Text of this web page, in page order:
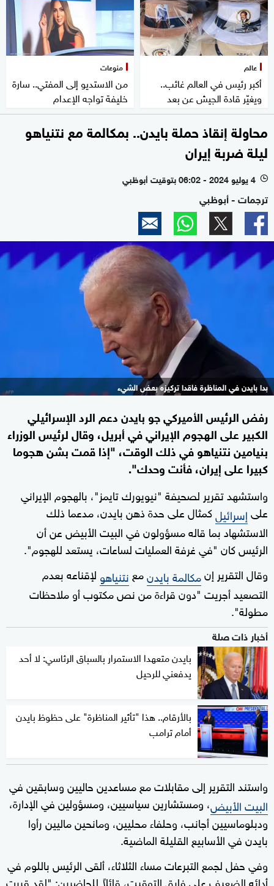
عالم
أكبر رئيس في العالم غائب..
ويغيّر قادة الجيش عن بعد
منوعات
من الاستديو إلى المفتي.. سارة
خليفة تواجه الإعدام
محاولة إنقاذ حملة بايدن.. بمكالمة مع نتنياهو
ليلة ضربة إيران
l 4 يوليو 2024 - 06:02 بتوقيت أبوظبي
ترجمات - أبوظبي
بدا بايدن في المناظرة فاقدا تركيزه بعض الشيء
رفض الرئيس الأميركي جو بايدن دعم الرد الإسرائيلي
الكبير على الهجوم الإيراني في أبريل، وقال لرئيس الوزراء
بنيامين نتنياهو في ذلك الوقت، "إذا قمت بشن هجوما
كبيرا على إيران، فأنت وحدك".
واستشهد تقرير لصحيفة "نيويورك تايمز"، بالهجوم الإيراني
علىإسرائيلكمثال على حدة ذهن بايدن، مدعما ذلك
الاستشهاد بما قاله مسؤولون في البيت الأبيض عن أن
الرئيس كان "في غرفة العمليات لساعات، يستعد للهجوم".
وقال التقرير إنمكالمة بايدنمع نتنياهو لإقناعه بعدم
التصعيد أجريت "دون قراءة من نص مكتوب أو ملاحظات
مطولة".
أخبار ذات صلة
بايدن متعهدا الاستمرار بالسباق الرئاسي: لا أحد
يدفعني للرحيل
بالأرقام.. هذا "تأثير المناظرة" على حظوظ بايدن
أمام ترامب
واستند التقرير إلى مقابلات مع مساعدين حاليين وسابقين في
البيت الأبيض، ومستشارين سياسيين، ومسؤولين في الإدارة،
ودبلوماسيين أجانب، وحلفاء محليين، ومانحين ماليين رأوا
بايدن في الأسابيع القليلة الماضية.
وفي حفل لجمع التبرعات مساء الثلاثاء، ألقى الرئيس باللوم في
أدائه الضعيف على فارق التوقيت، قائلاً للحاضرين: "لقد قررت